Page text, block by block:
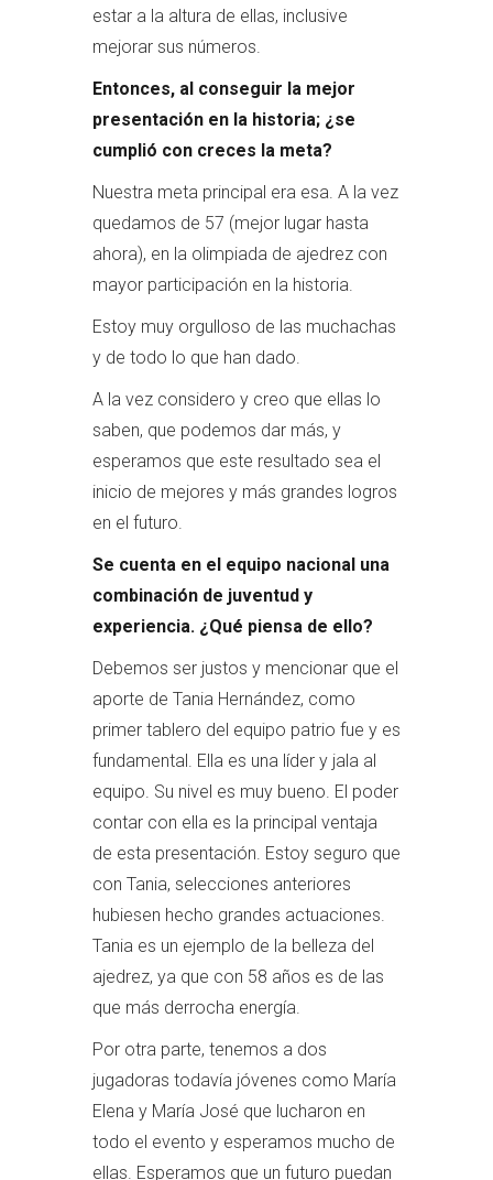
estar a la altura de ellas, inclusive
mejorar sus números.
Entonces, al conseguir la mejor
presentación en la historia; ¿se
cumplió con creces la meta?
Nuestra meta principal era esa. A la vez
quedamos de 57 (mejor lugar hasta
ahora), en la olimpiada de ajedrez con
mayor participación en la historia.
Estoy muy orgulloso de las muchachas
y de todo lo que han dado.
A la vez considero y creo que ellas lo
saben, que podemos dar más, y
esperamos que este resultado sea el
inicio de mejores y más grandes logros
en el futuro.
Se cuenta en el equipo nacional una
combinación de juventud y
experiencia. ¿Qué piensa de ello?
Debemos ser justos y mencionar que el
aporte de Tania Hernández, como
primer tablero del equipo patrio fue y es
fundamental. Ella es una líder y jala al
equipo. Su nivel es muy bueno. El poder
contar con ella es la principal ventaja
de esta presentación. Estoy seguro que
con Tania, selecciones anteriores
hubiesen hecho grandes actuaciones.
Tania es un ejemplo de la belleza del
ajedrez, ya que con 58 años es de las
que más derrocha energía.
Por otra parte, tenemos a dos
jugadoras todavía jóvenes como María
Elena y María José que lucharon en
todo el evento y esperamos mucho de
ellas. Esperamos que un futuro puedan